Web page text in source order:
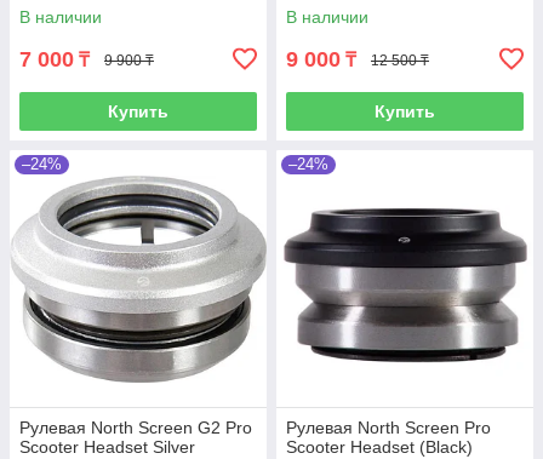
В наличии
7 000 ₸ 9 900 ₸
Купить
В наличии
9 000 ₸ 12 500 ₸
Купить
–24%
Рулевая North Screen G2 Pro
Scooter Headset Silver
–24%
Рулевая North Screen Pro
Scooter Headset (Black)